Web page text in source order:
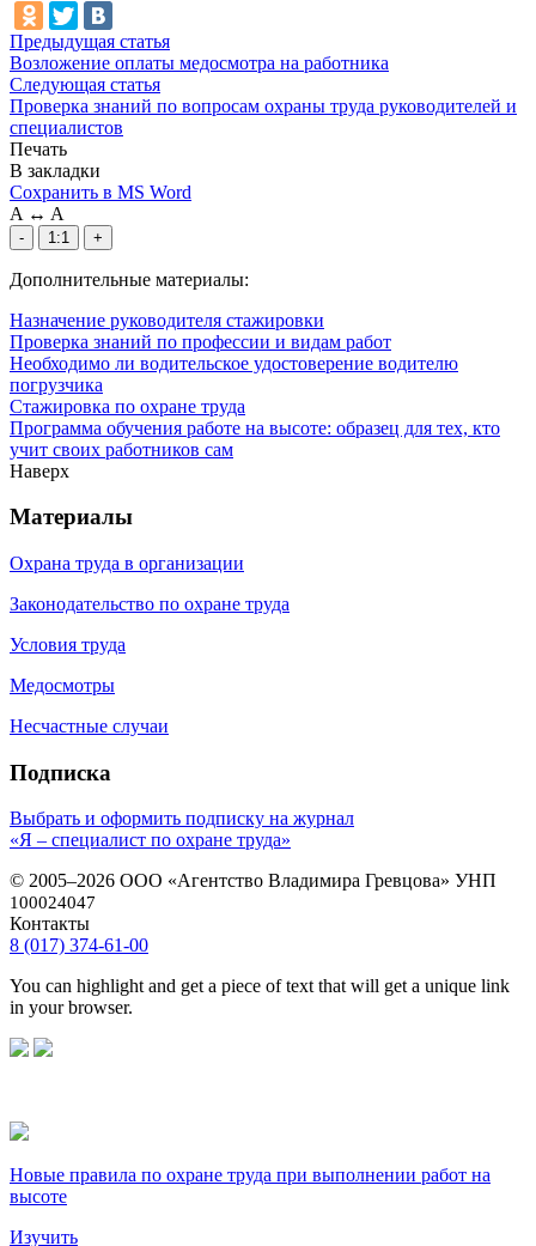
Предыдущая статья
Возложение оплаты медосмотра на работника
Следующая статья
Проверка знаний по вопросам охраны труда руководителей и
специалистов
Печать
В закладки
Сохранить в MS Word
A ↔ A
- 1:1 +
Дополнительные материалы:
Назначение руководителя стажировки
Проверка знаний по профессии и видам работ
Необходимо ли водительское удостоверение водителю
погрузчика
Стажировка по охране труда
Программа обучения работе на высоте: образец для тех, кто
учит своих работников сам
Наверх
Материалы
Охрана труда в организации
Законодательство по охране труда
Условия труда
Медосмотры
Несчастные случаи
Подписка
Выбрать и оформить подписку на журнал
«Я – специалист по охране труда»
© 2005–2026 ООО «Агентство Владимира Гревцова» УНП
100024047
Контакты
8 (017) 374-61-00
You can highlight and get a piece of text that will get a unique link
in your browser.
Новые правила по охране труда при выполнении работ на
высоте
Изучить